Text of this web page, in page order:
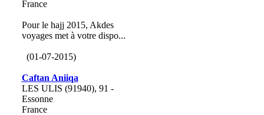
France
Pour le hajj 2015, Akdes
voyages met à votre dispo...
(01-07-2015)
Caftan Aniiqa
LES ULIS (91940), 91 -
Essonne
France